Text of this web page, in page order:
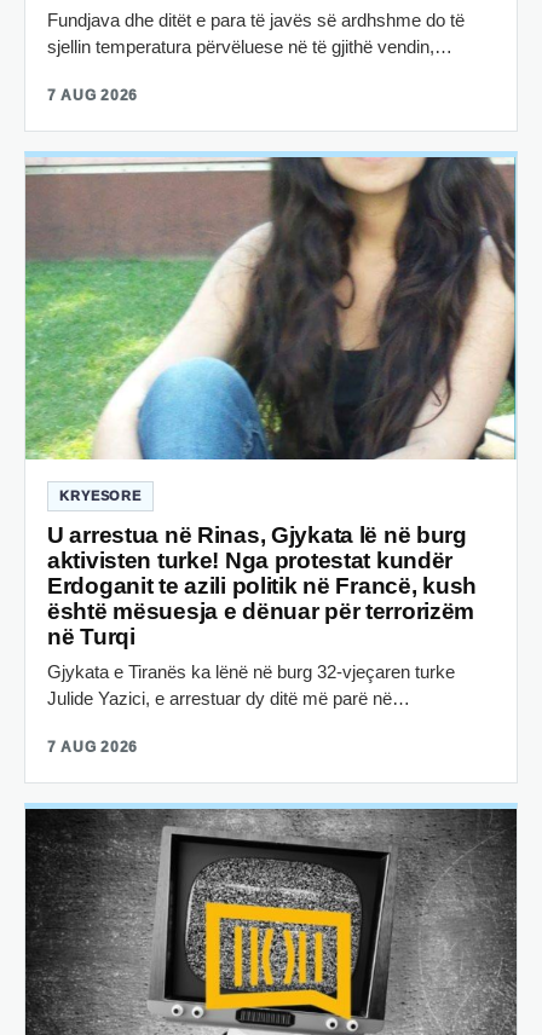
Fundjava dhe ditët e para të javës së ardhshme do të
sjellin temperatura përvëluese në të gjithë vendin,…
7 AUG 2026
KRYESORE
U arrestua në Rinas, Gjykata lë në burg
aktivisten turke! Nga protestat kundër
Erdoganit te azili politik në Francë, kush
është mësuesja e dënuar për terrorizëm
në Turqi
Gjykata e Tiranës ka lënë në burg 32-vjeçaren turke
Julide Yazici, e arrestuar dy ditë më parë në…
7 AUG 2026